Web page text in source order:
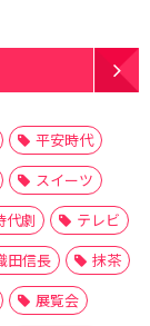
平安時代
スイーツ
代劇
テレビ
田信長
抹茶
展覧会